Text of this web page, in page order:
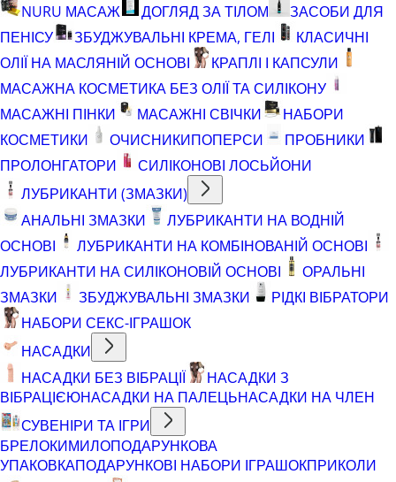
NURU МАСАЖ
ДОГЛЯД ЗА ТІЛОМ
ЗАСОБИ ДЛЯ
ПЕНІСУ
ЗБУДЖУВАЛЬНІ КРЕМА, ГЕЛІ
КЛАСИЧНІ
ОЛІЇ НА МАСЛЯНІЙ ОСНОВІ
КРАПЛІ І КАПСУЛИ
МАСАЖНА КОСМЕТИКА БЕЗ ОЛІЇ ТА СИЛІКОНУ
МАСАЖНІ ПІНКИ
МАСАЖНІ СВІЧКИ
НАБОРИ
КОСМЕТИКИ
ОЧИСНИКИПОПЕРСИ
ПРОБНИКИ
ПРОЛОНГАТОРИ
СИЛІКОНОВІ ЛОСЬЙОНИ
ЛУБРИКАНТИ (ЗМАЗКИ)
АНАЛЬНІ ЗМАЗКИ
ЛУБРИКАНТИ НА ВОДНІЙ
ОСНОВІ
ЛУБРИКАНТИ НА КОМБІНОВАНІЙ ОСНОВІ
ЛУБРИКАНТИ НА СИЛІКОНОВІЙ ОСНОВІ
ОРАЛЬНІ
ЗМАЗКИ
ЗБУДЖУВАЛЬНІ ЗМАЗКИ
РІДКІ ВІБРАТОРИ
НАБОРИ СЕКС-ІГРАШОК
НАСАДКИ
НАСАДКИ БЕЗ ВІБРАЦІЇ
НАСАДКИ З
ВІБРАЦІЄЮНАСАДКИ НА ПАЛЕЦЬНАСАДКИ НА ЧЛЕН
СУВЕНІРИ ТА ІГРИ
БРЕЛОКИМИЛОПОДАРУНКОВА
УПАКОВКАПОДАРУНКОВІ НАБОРИ ІГРАШОКПРИКОЛИ